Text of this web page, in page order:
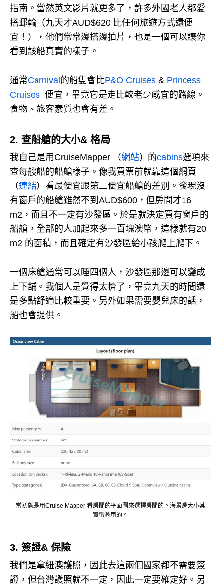
指南。 當然英文影片就更多了，許多外國老人都愛
搭郵輪（九天才AUD$620 比任何旅遊方式還便
宜！），他們常常邊搭邊拍片，也是一個可以讓你
看到該船真實的樣子。
通常Carnival 的船隻會比P&O Cruises & Princess
Cruises 便宜，畢竟它是走比較老少咸宜的路線。
食物、旅客素質也會有差。
2. 查船艙的大小& 格局
我自己是用CruiseMapper （網站）的cabins選項來
查每艘船的船艙樣子。 像我買票前就靠這個網頁
（連結）看最便宜跟第二便宜船艙的差別。 發現沒
有窗戶的船艙雖然不到AUD$600，但房間才16
m2，而且不一定有沙發區。 於是就決定買有窗戶的
船艙，全部的人加起來多一百塊澳幣，這樣就有20
m2 的面積，而且確定有沙發區給小孩爬上爬下。
一個床艙通常可以睡四個人，沙發區那邊可以變成
上下舖。 我個人是覺得太擠了，畢竟九天的時間還
是多點舒適比較重要。 另外如果需要嬰兒床的話，
船也會提供。
當初就是用Cruise Mapper 看房間的平面圖來選擇房間的。 海景房大小其
實蠻夠用的。
3. 簽證& 保險
我們是拿紐澳護照，因此去這兩個國家都不需要簽
證，但台灣護照就不一定，因此一定要確定好。 另